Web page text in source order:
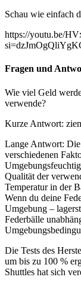
Schau wie einfach
https://youtu.be/
Fragen und
Wie viel Geld
verwende?
Kurze Antwort:
Lange Antwort:
verschiedenen
Qualität der
Temperatur in der
Wenn du deine
Umgebung –
Federbälle
Die Tests des
um bis zu 100 %
Shuttles hat sich